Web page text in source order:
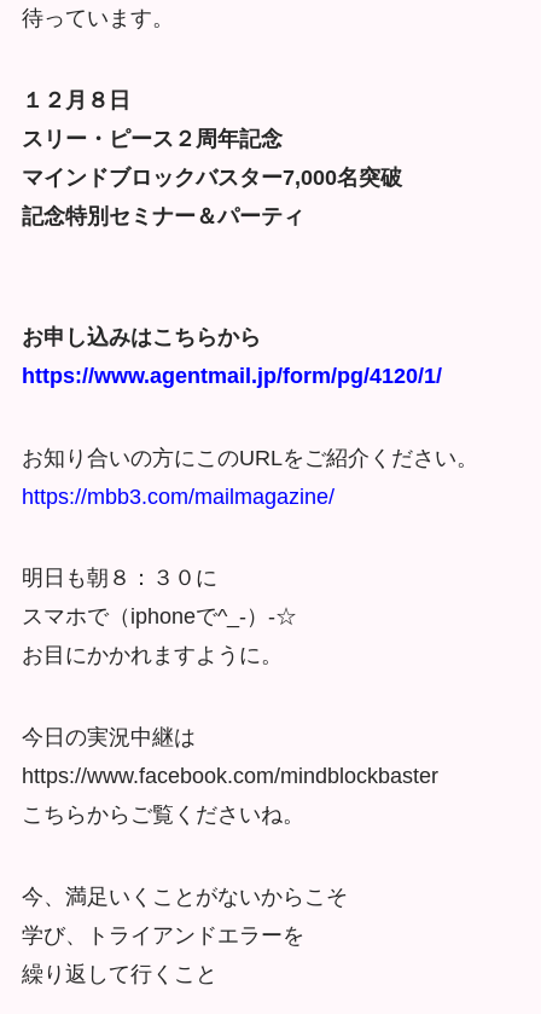
待っています。
１２月８日
スリー・ピース２周年記念
マインドブロックバスター7,000名突破
記念特別セミナー＆パーティ
お申し込みはこちらから
https://www.agentmail.jp/form/pg/4120/1/
お知り合いの方にこのURLをご紹介ください。
https://mbb3.com/mailmagazine/
明日も朝８：３０に
スマホで（iphoneで^_-）-☆
お目にかかれますように。
今日の実況中継は
https://www.facebook.com/mindblockbaster
こちらからご覧くださいね。
今、満足いくことがないからこそ
学び、トライアンドエラーを
繰り返して行くこと